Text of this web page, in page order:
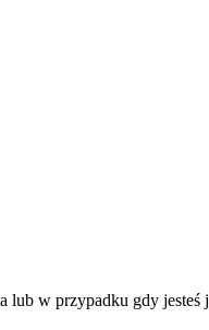
lub w przypadku gdy jesteś